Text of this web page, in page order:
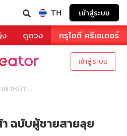
TH เข้าสู่ระบบ
ดูดวง ทรูไอดี ครีเอเตอร์
เข้าสู่ระบบ
วหน้า ...
ฉบับผู้ชายสายลุย